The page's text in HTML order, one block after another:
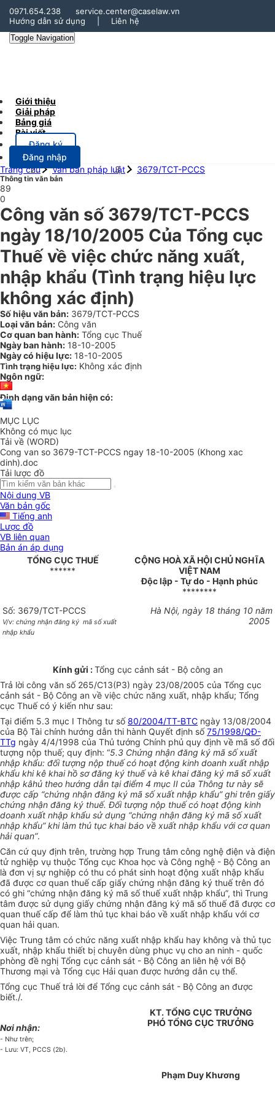
0971.654.238
service.center@caselaw.vn
Hướng dẫn sử dụng
Liên hệ
Toggle Navigation
Giới thiệu
Giải pháp
Bảng giá
Bài viết
Đăng ký
Đăng nhập
Trang chủ
Văn bản pháp luật 3679/TCT-PCCS
Thông tin văn bản
89
0
Công văn số 3679/TCT-PCCS
ngày 18/10/2005 Của Tổng cục
Thuế về việc chức năng xuất,
nhập khẩu (Tình trạng hiệu lực
không xác định)
Số hiệu văn bản: 3679/TCT-PCCS
Loại văn bản: Công văn
Cơ quan ban hành: Tổng cục Thuế
Ngày ban hành: 18-10-2005
Ngày có hiệu lực: 18-10-2005
Tình trạng hiệu lực: Không xác định
Ngôn ngữ:
Định dạng văn bản hiện có:
MỤC LỤC
Không có mục lục
Tải về (WORD)
Cong van so 3679-TCT-PCCS ngay 18-10-2005 (Khong xac
dinh).doc
Tải lược đồ
Nội dung VB
Văn bản gốc
Tiếng anh
Lược đồ
VB liên quan
Bản án áp dụng
TỔNG CỤC THUẾ
******
CỘNG HOÀ XÃ HỘI CHỦ NGHĨA
VIỆT NAM
Độc lập - Tự do - Hạnh phúc
********
Số: 3679/TCT-PCCS
V/v: chứng nhận đăng ký mã số xuất
nhập khẩu
Hà Nội, ngày 18 tháng 10 năm
2005
Kính gửi :Tổng cục cảnh sát - Bộ công an
Trả lời công văn số 265/C13(P3) ngày 23/08/2005 của Tổng cục
cảnh sát - Bộ Công an về việc chức năng xuất, nhập khẩu; Tổng
cục Thuế có ý kiến như sau:
Tại điểm 5.3 mục I Thông tư số80/2004/TT-BTC ngày 13/08/2004
của Bộ Tài chính hướng dẫn thi hành Quyết định số75/1998/QĐ-
TTg ngày 4/4/1998 của Thủ tướng Chính phủ quy định về mã số đối
tượng nộp thuế; quy định: “5.3 Chứng nhận đăng ký mã số xuất
nhập khẩu: đối tượng nộp thuế có hoạt động kinh doanh xuất nhập
khẩu khi kê khai hồ sơ đăng ký thuế và kê khai đăng ký mã số xuất
nhập kâhủ theo hướng dẫn tại điểm 4 mục II của Thông tư này sẽ
được cấp “chứng nhận đăng ký mã số xuất nhập khẩu” ghi trên giấy
chứng nhận đăng ký thuế. Đối tượng nộp thuế có hoạt động kinh
doanh xuất nhập khẩu sử dụng “chứng nhận đăng ký mã số xuất
nhập khẩu” khi làm thủ tục khai báo về xuất nhập khẩu với cơ quan
hải quan”.
Căn cứ quy định trên, trường hợp Trung tâm công nghệ điện và điện
tử nghiệp vụ thuộc Tổng cục Khoa học và Công nghệ - Bộ Công an
là đơn vị sự nghiệp có thu có phát sinh hoạt động xuất nhập khẩu
đã được cơ quan thuế cấp giấy chứng nhận đăng ký thuế trên đó
có ghi “chứng nhận đăng ký mã số thuế xuất nhập khẩu”, thì Trung
tâm được sử dụng giấy chứng nhận đăng ký mã số thuế đã được cơ
quan thuế cấp để làm thủ tục khai báo về xuất nhập khẩu với cơ
quan hải quan.
Việc Trung tâm có chức năng xuất nhập khẩu hay không và thủ tục
xuất, nhập khẩu thiết bị chuyên dùng phục vụ cho an ninh - quốc
phòng đề nghị Tổng cục cảnh sát - Bộ Công an liên hệ với Bộ
Thương mại và Tổng cục Hải quan được hướng dẫn cụ thể.
Tổng cục Thuế trả lời để Tổng cục cảnh sát - Bộ Công an được
biết./.
Nơi nhận:
- Như trên;
- Lưu: VT, PCCS (2b).
KT. TỔNG CỤC TRƯỞNG
PHÓ TỔNG CỤC TRƯỞNG
Phạm Duy Khương